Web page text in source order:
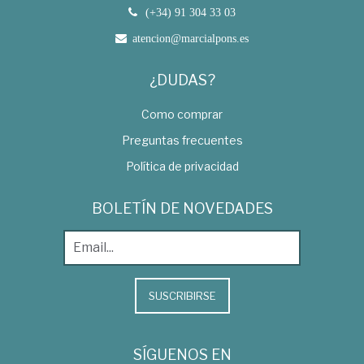
(+34) 91 304 33 03
atencion@marcialpons.es
¿DUDAS?
Como comprar
Preguntas frecuentes
Política de privacidad
BOLETÍN DE NOVEDADES
SUSCRIBIRSE
SÍGUENOS EN